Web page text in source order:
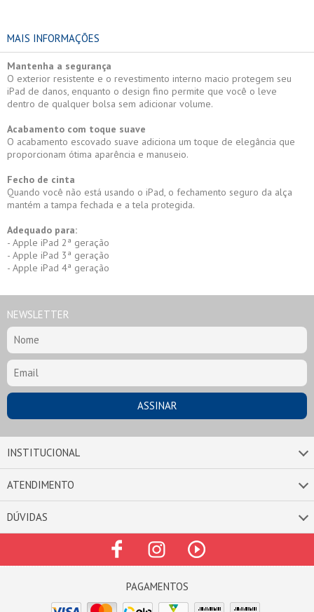
MAIS INFORMAÇÕES
Mantenha a segurança
O exterior resistente e o revestimento interno macio protegem seu
iPad de danos, enquanto o design fino permite que você o leve
dentro de qualquer bolsa sem adicionar volume.
Acabamento com toque suave
O acabamento escovado suave adiciona um toque de elegância que
proporcionam ótima aparência e manuseio.
Fecho de cinta
Quando você não está usando o iPad, o fechamento seguro da alça
mantém a tampa fechada e a tela protegida.
Adequado para:
- Apple iPad 2ª geração
- Apple iPad 3ª geração
- Apple iPad 4ª geração
NEWSLETTER
INSTITUCIONAL
ATENDIMENTO
DÚVIDAS